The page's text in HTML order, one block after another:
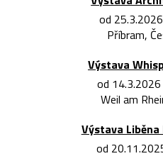
od
Příbram,
Výstava
od
Weil am
Výstava
od